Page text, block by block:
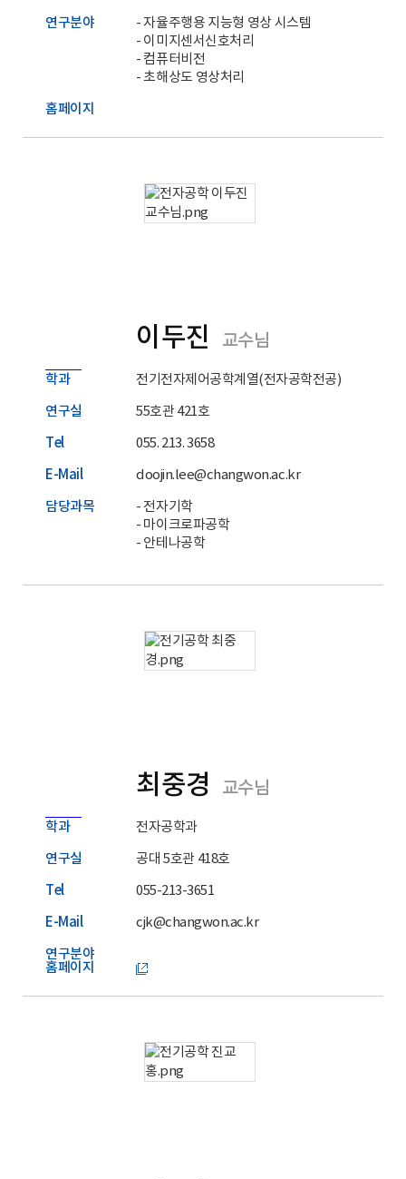
연구분야
- 자율주행용 지능형 영상 시스템
- 이미지센서신호처리
- 컴퓨터비전
- 초해상도 영상처리
홈페이지
이두진 교수님
학과 전기전자제어공학계열(전자공학전공)
연구실 55호관 421호
Tel 055. 213. 3658
E-Mail doojin.lee@changwon.ac.kr
담당과목
- 전자기학
- 마이크로파공학
- 안테나공학
최중경 교수님
학과 전자공학과
연구실 공대 5호관 418호
Tel 055-213-3651
E-Mail cjk@changwon.ac.kr
연구분야
홈페이지